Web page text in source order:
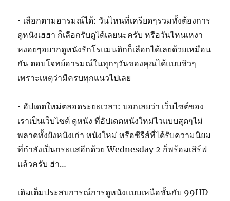
• เลือกตามอารมณ์ได้: วันไหนที่เครียดๆรวมทั้งต้องการ
ดูหนังเฮฮา ก็เลือกรับดูได้เลยนะครับ หรือวันไหนเหงา
หงอยๆอยากดูหนังรักโรแมนติกก็เลือกได้เลยด้วยเหมือน
กัน ตอบโจทย์อารมณ์ในทุกๆวันของคุณได้แบบชิวๆ
เพราะเหตุว่ามีครบทุกแนวไปเลย
• อัปเดตใหม่ตลอดระยะเวลา: บอกเลยว่า เว็บไซต์ของ
เราเป็นเว็บไซต์ ดูหนัง ที่อัปเดตหนังใหม่ไวแบบสุดๆไม่
พลาดทั้งยังหนังเก่า หนังใหม่ หรือซีรีส์ที่ได้รับความนิยม
ที่กำลังเป็นกระแสอีกด้วย Wednesday 2 ก็พร้อมเสิร์ฟ
แล้วครับ ฮ่า…
เติมเต็มประสบการณ์การดูหนังแบบเหนือชั้นกับ 99HD